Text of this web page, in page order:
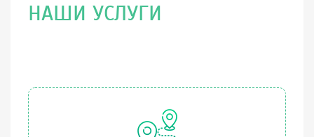
НАШИ УСЛУГИ